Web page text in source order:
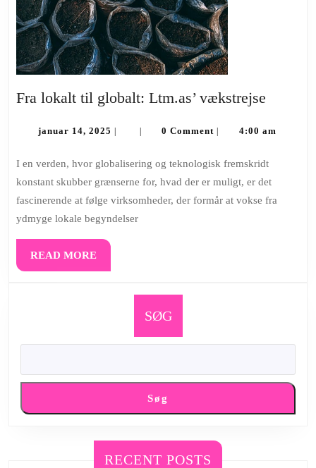
Fra lokalt til globalt: Ltm.as’ vækstrejse
til
Ltm.as’
januar 14, 2025 januar
0 Comment 4:00 am
I en verden, hvor globalisering og teknologisk fremskridt
konstant skubber grænserne for, hvad der er muligt, er det
fascinerende at følge virksomheder, der formår at vokse fra
ydmyge lokale begyndelser
READ MOREREAD
MORE
SØG
Søg
RECENT POSTS